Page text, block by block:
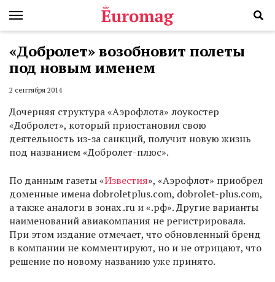
«Добролет» возобновит полеты
под новым именем
2 сентября 2014
Дочерняя структура «Аэрофлота» лоукостер
«Добролет», который приостановил свою
деятельность из-за санкций, получит новую жизнь
под названием «Добролет-плюс».
По данным газеты «Известия», «Аэрофлот» приобрел
доменные имена dobroletplus.com, dobrolet-plus.com,
а также аналоги в зонах .ru и «.рф». Другие варианты
наименований авиакомпания не регистрировала.
При этом издание отмечает, что обновленный бренд
в компании не комментируют, но и не отрицают, что
решение по новому названию уже принято.